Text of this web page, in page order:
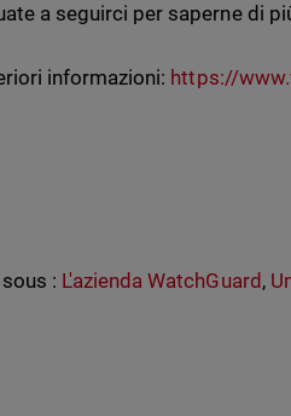
a seguirci per saperne di
informazioni: https://
: L'azienda WatchGuard ,